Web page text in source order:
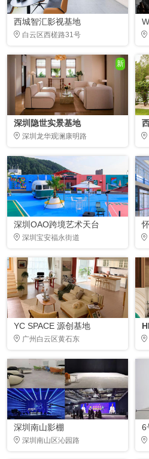
西城智汇影视基地
白云区西槎路31号
新
深圳隐世实景基地
深圳龙华观澜康明路
深圳OAO跨境艺术天台
深圳宝安福永街道
YC SPACE 源创基地
广州白云区黄石东
深圳南山影棚
深圳南山区沁园路
6